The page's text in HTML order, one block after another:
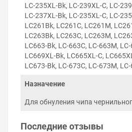
Решили купить программатор
Brother MFC-J5620DW —
онлайн-консультанту. Мы
поможем сделать печать на
LC-235XL-Bk, LC-239XL-C, LC-
LC-237XL-Bk, LC-235XL-C, LC-
LC261Bk, LC261C, LC261M,
LC263Bk, LC263C, LC263M,
LC663-Bk, LC-663C, LC-663M,
LC669XL-Bk, LC665XL-C,
LC673-Bk, LC-673C, LC-673M,
Назначение
Для обнуления чипа
Последние отзывы